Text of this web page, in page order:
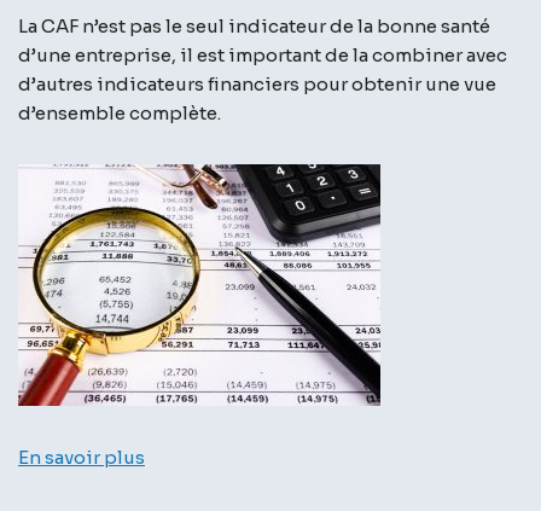
La CAF n’est pas le seul indicateur de la bonne santé
d’une entreprise, il est important de la combiner avec
d’autres indicateurs financiers pour obtenir une vue
d’ensemble complète.
En savoir plus